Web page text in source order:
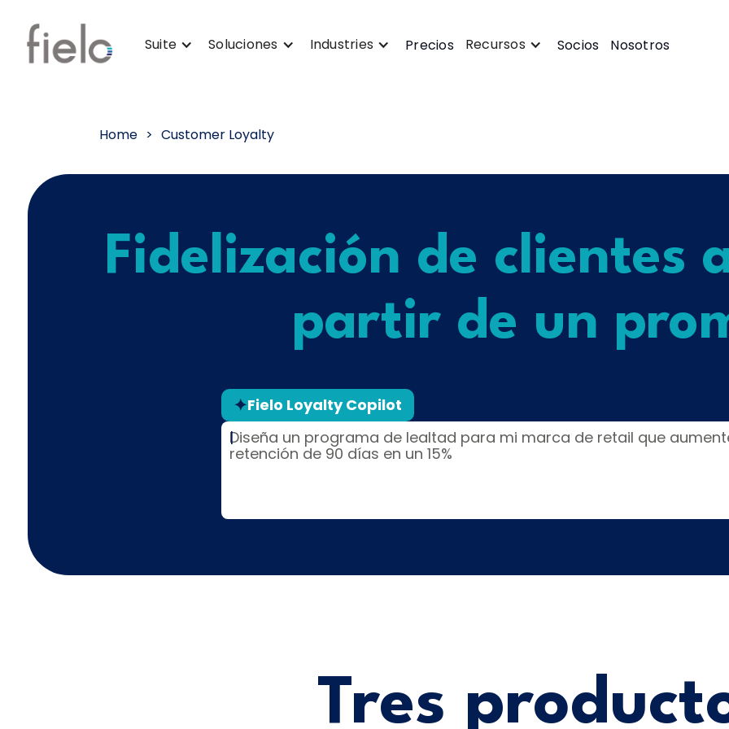
Suite Soluciones Industries Precios Recursos Socios Nosotros
Home > Customer Loyalty
Fidelización de clientes
partir de un
Fielo Loyalty Copilot
|
Tres